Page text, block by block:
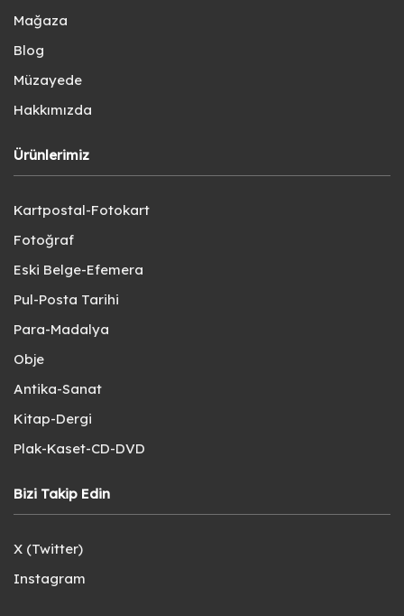
Mağaza
Blog
Müzayede
Hakkımızda
Ürünlerimiz
Kartpostal-Fotokart
Fotoğraf
Eski Belge-Efemera
Pul-Posta Tarihi
Para-Madalya
Obje
Antika-Sanat
Kitap-Dergi
Plak-Kaset-CD-DVD
Bizi Takip Edin
X (Twitter)
Instagram